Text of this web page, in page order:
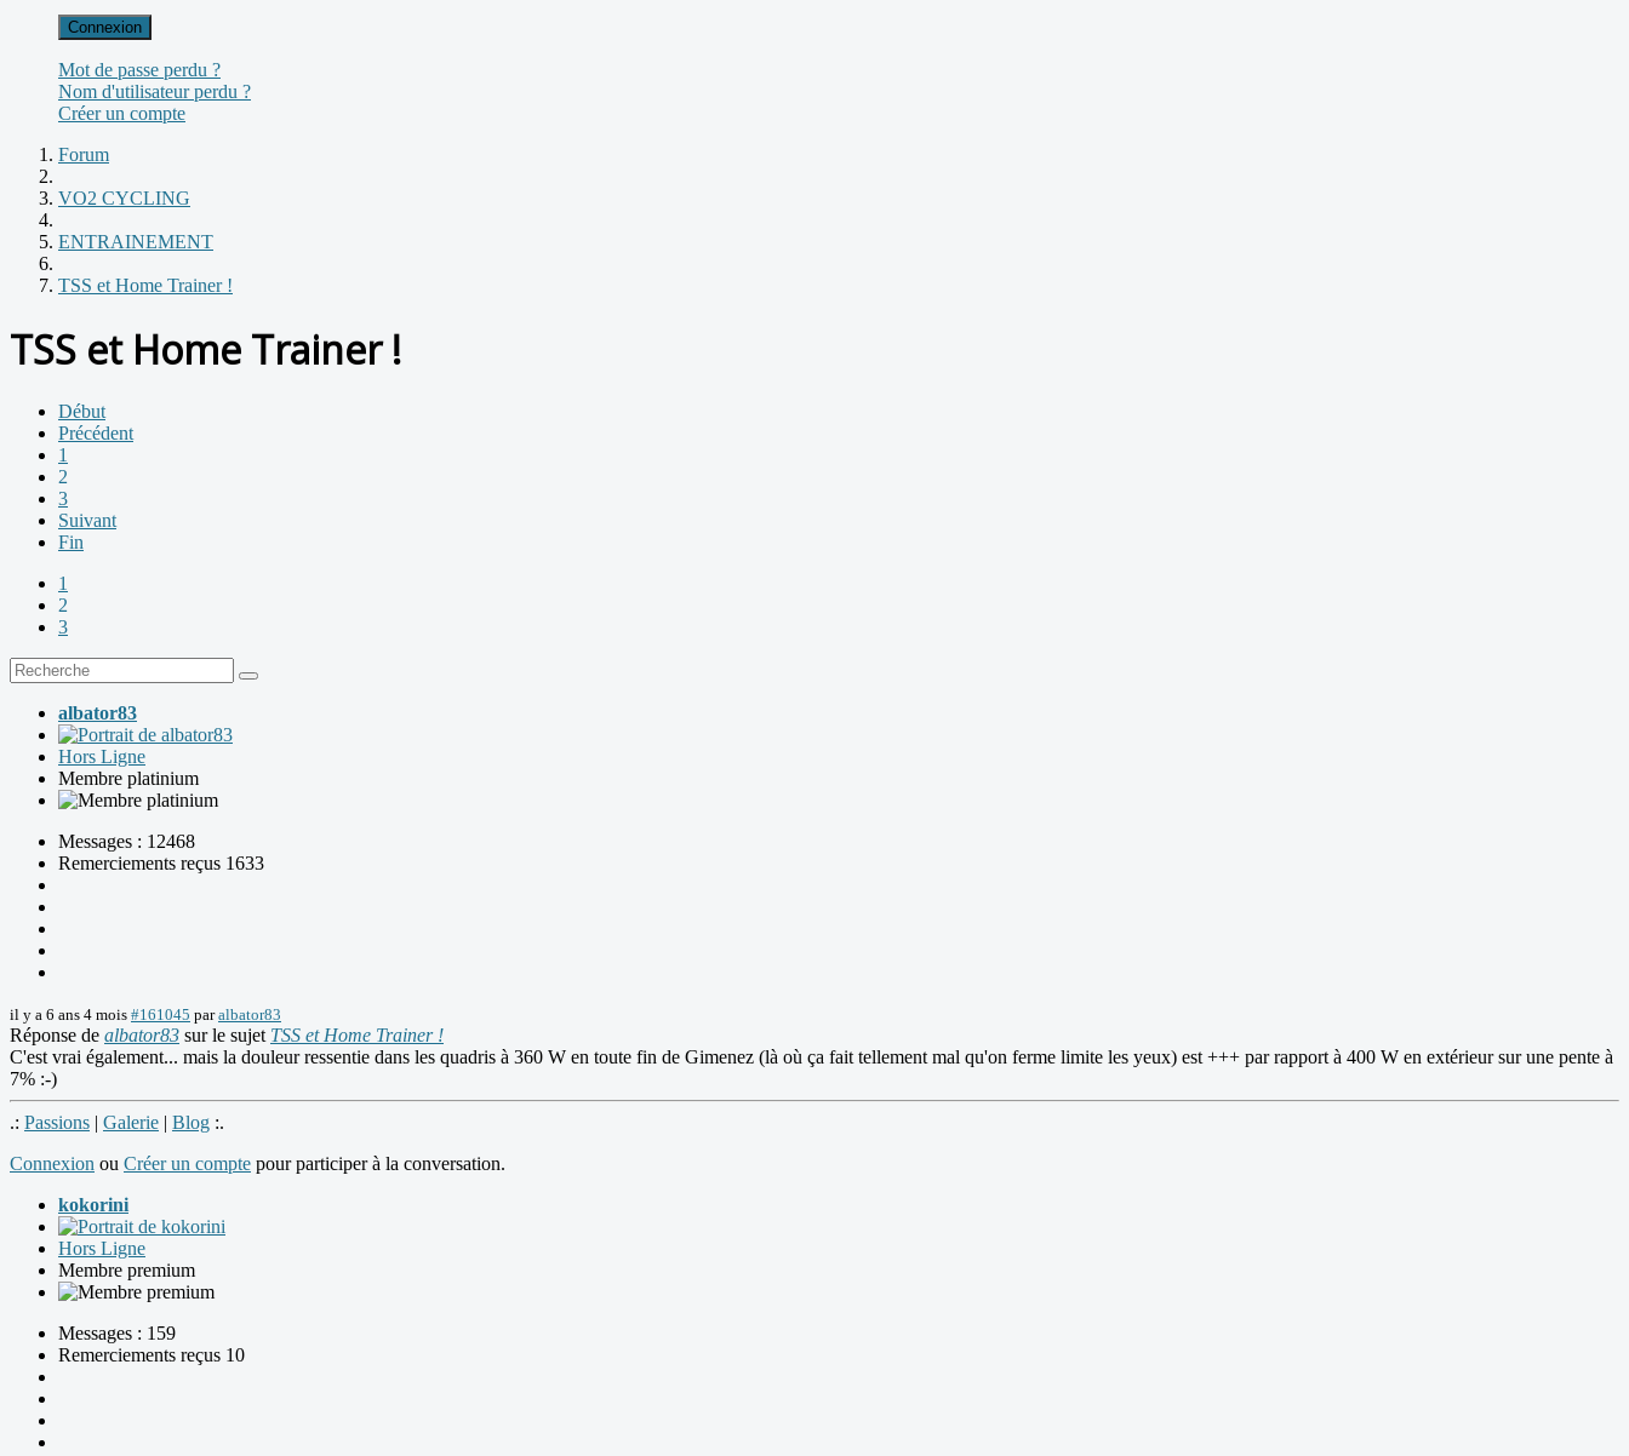
Connexion
Mot de passe perdu ?
Nom d'utilisateur perdu ?
Créer un compte
Forum
VO2 CYCLING
ENTRAINEMENT
TSS et Home Trainer !
TSS et Home Trainer !
Début
Précédent
1
2
3
Suivant
Fin
1
2
3
albator83
Hors Ligne
Membre platinium
Messages : 12468
Remerciements reçus 1633
il y a 6 ans 4 mois #161045 paralbator83
Réponse de albator83 sur le sujet TSS et Home Trainer !
C'est vrai également... mais la douleur ressentie dans les quadris à 360 W en toute fin de Gimenez (là où ça fait tellement mal qu'on ferme limite les yeux) est +++ par rapport à 400 W en extérieur sur une pente à
7% :-)
.: Passions | Galerie | Blog :.
Connexion ou Créer un compte pour participer à la conversation.
kokorini
Hors Ligne
Membre premium
Messages : 159
Remerciements reçus 10